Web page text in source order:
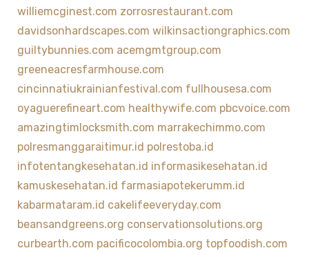
williemcginest.com zorrosrestaurant.com
davidsonhardscapes.com wilkinsactiongraphics.com
guiltybunnies.com acemgmtgroup.com
greeneacresfarmhouse.com
cincinnatiukrainianfestival.com fullhousesa.com
oyaguerefineart.com healthywife.com pbcvoice.com
amazingtimlocksmith.com marrakechimmo.com
polresmanggaraitimur.id polrestoba.id
infotentangkesehatan.id informasikesehatan.id
kamuskesehatan.id farmasiapotekerumm.id
kabarmataram.id cakelifeeveryday.com
beansandgreens.org conservationsolutions.org
curbearth.com pacificocolombia.org topfoodish.com